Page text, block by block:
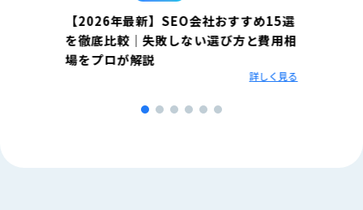
【2026年最新】SEO会社おすすめ15選
を徹底比較｜失敗しない選び方と費用相
場をプロが解説
詳しく見る